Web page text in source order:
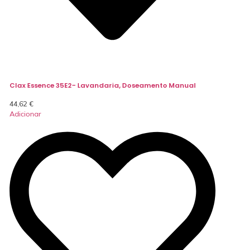
Clax Essence 35E2- Lavandaria, Doseamento Manual
44,62 €
Adicionar